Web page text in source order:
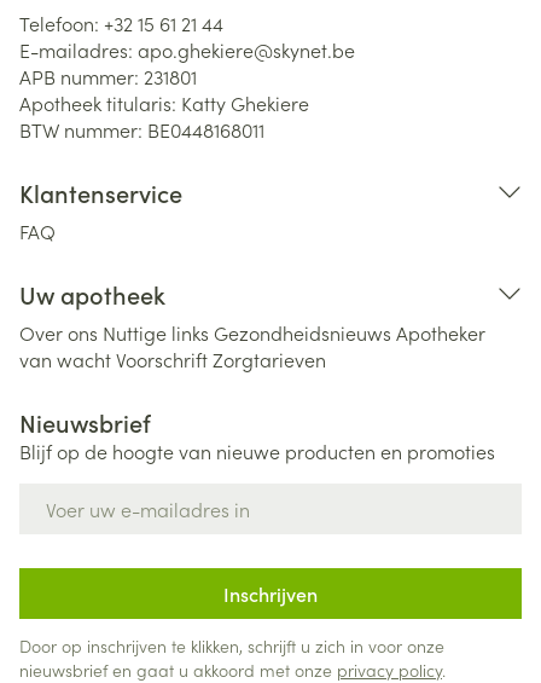
Telefoon: +32 15 61 21 44
E-mailadres: apo.ghekiere@skynet.be
APB nummer: 231801
Apotheek titularis: Katty Ghekiere
BTW nummer: BE0448168011
Klantenservice
FAQ
Uw apotheek
Over ons Nuttige links Gezondheidsnieuws Apotheker
van wachtVoorschriftZorgtarieven
Nieuwsbrief
Blijf op de hoogte van nieuwe producten en promoties
Inschrijven
Door op inschrijven te klikken, schrijft u zich in voor onze
nieuwsbrief en gaat u akkoord met onze privacy policy.